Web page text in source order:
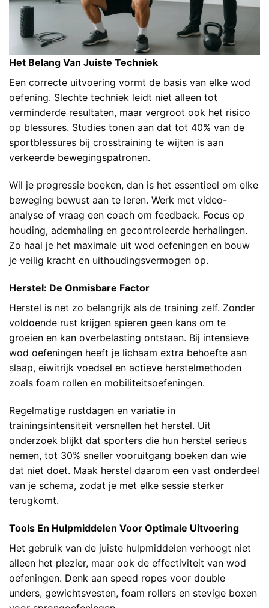
Het Belang Van Juiste Techniek
Een correcte uitvoering vormt de basis van elke wod
oefening. Slechte techniek leidt niet alleen tot
verminderde resultaten, maar vergroot ook het risico
op blessures. Studies tonen aan dat tot 40% van de
sportblessures bij crosstraining te wijten is aan
verkeerde bewegingspatronen.
Wil je progressie boeken, dan is het essentieel om elke
beweging bewust aan te leren. Werk met video-
analyse of vraag een coach om feedback. Focus op
houding, ademhaling en gecontroleerde herhalingen.
Zo haal je het maximale uit wod oefeningen en bouw
je veilig kracht en uithoudingsvermogen op.
Herstel: De Onmisbare Factor
Herstel is net zo belangrijk als de training zelf. Zonder
voldoende rust krijgen spieren geen kans om te
groeien en kan overbelasting ontstaan. Bij intensieve
wod oefeningen heeft je lichaam extra behoefte aan
slaap, eiwitrijk voedsel en actieve herstelmethoden
zoals foam rollen en mobiliteitsoefeningen.
Regelmatige rustdagen en variatie in
trainingsintensiteit versnellen het herstel. Uit
onderzoek blijkt dat sporters die hun herstel serieus
nemen, tot 30% sneller vooruitgang boeken dan wie
dat niet doet. Maak herstel daarom een vast onderdeel
van je schema, zodat je met elke sessie sterker
terugkomt.
Tools En Hulpmiddelen Voor Optimale Uitvoering
Het gebruik van de juiste hulpmiddelen verhoogt niet
alleen het plezier, maar ook de effectiviteit van wod
oefeningen. Denk aan speed ropes voor double
unders, gewichtsvesten, foam rollers en stevige boxen